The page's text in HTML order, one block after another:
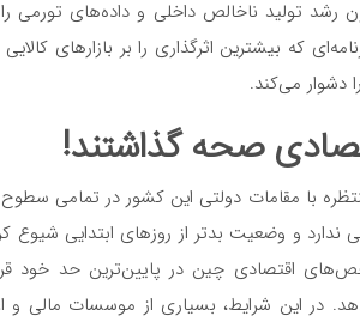
تولید ناخالص داخلی و داده‌‌‌های تورمی را
که بیشترین اثرگذاری را بر بازارهای
دشوار می‌کند.
صحه گذاشتند!
و وضعیت بدتر از روزهای ابتدایی شیوع
کنونی شاخص‌‌‌های اقتصادی چین در پایین‌‌‌ترین حد خود
در این شرایط، بسیاری از موسسات مالی و